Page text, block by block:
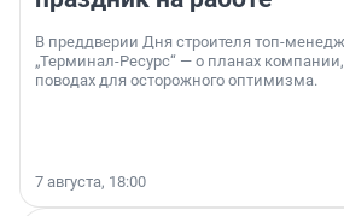
В преддверии Дня строителя топ-
„Терминал-Ресурс“ — о планах
поводах для осторожного оптимизма.
7 августа, 18:00